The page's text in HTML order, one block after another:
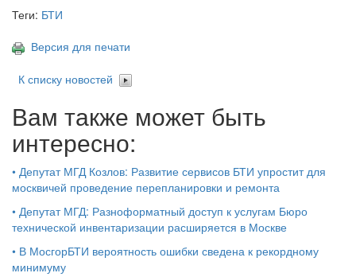
Теги: БТИ
Версия для печати
К списку новостей
Вам также может быть
интересно:
• Депутат МГД Козлов: Развитие сервисов БТИ упростит для
москвичей проведение перепланировки и ремонта
• Депутат МГД: Разноформатный доступ к услугам Бюро
технической инвентаризации расширяется в Москве
• В МосгорБТИ вероятность ошибки сведена к рекордному
минимуму